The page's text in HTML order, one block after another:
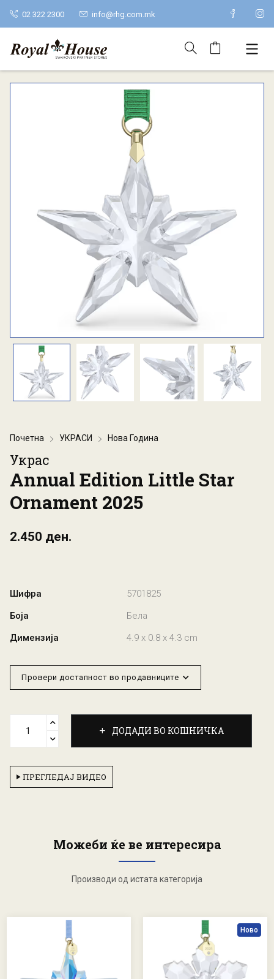
02 322 2300 info@rhg.com.mk
Почетна УКРАСИ Нова Година
Украс
Annual Edition Little Star
Ornament 2025
2.450 ден.
Шифра
5701825
Боја
Бела
Димензија
4.9 x 0.8 x 4.3 cm
Провери достапност во продавниците
ДОДАДИ ВО КОШНИЧКА
ПРЕГЛЕДАЈ ВИДЕО
Можеби ќе ве интересира
Производи од истата категорија
Ново